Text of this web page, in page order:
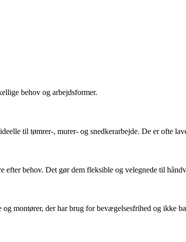
behov og arbejdsformer.
til tømrer-, murer- og snedkerarbejde. De er ofte
behov. Det gør dem fleksible og velegnede til
montører, der har brug for bevægelsesfrihed og ikke